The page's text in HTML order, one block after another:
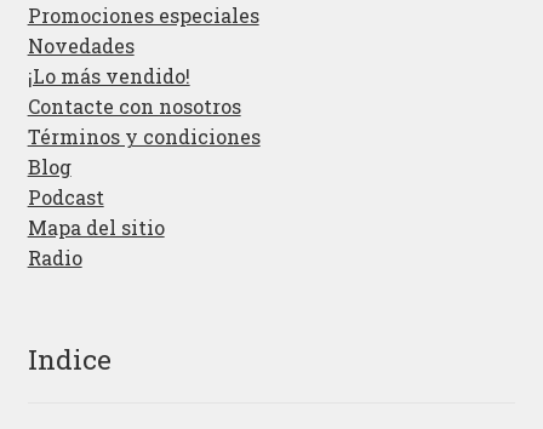
Promociones especiales
Novedades
¡Lo más vendido!
Contacte con nosotros
Términos y condiciones
Blog
Podcast
Mapa del sitio
Radio
Indice